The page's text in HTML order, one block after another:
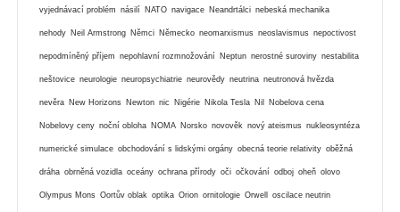
vyjednávací problém násilí NATO navigace Neandrtálci nebeská mechanika
nehody Neil Armstrong Němci Německo neomarxismus neoslavismus nepoctivost
nepodmíněný příjem nepohlavní rozmnožování Neptun nerostné suroviny nestabilita
neštovice neurologie neuropsychiatrie neurovědy neutrina neutronová hvězda
nevěra New Horizons Newton nic Nigérie Nikola Tesla Nil Nobelova cena
Nobelovy ceny noční obloha NOMA Norsko novověk nový ateismus nukleosyntéza
numerické simulace obchodování s lidskými orgány obecná teorie relativity oběžná
dráha obrněná vozidla oceány ochrana přírody oči očkování odboj oheň olovo
Olympus Mons Oortův oblak optika Orion ornitologie Orwell oscilace neutrin